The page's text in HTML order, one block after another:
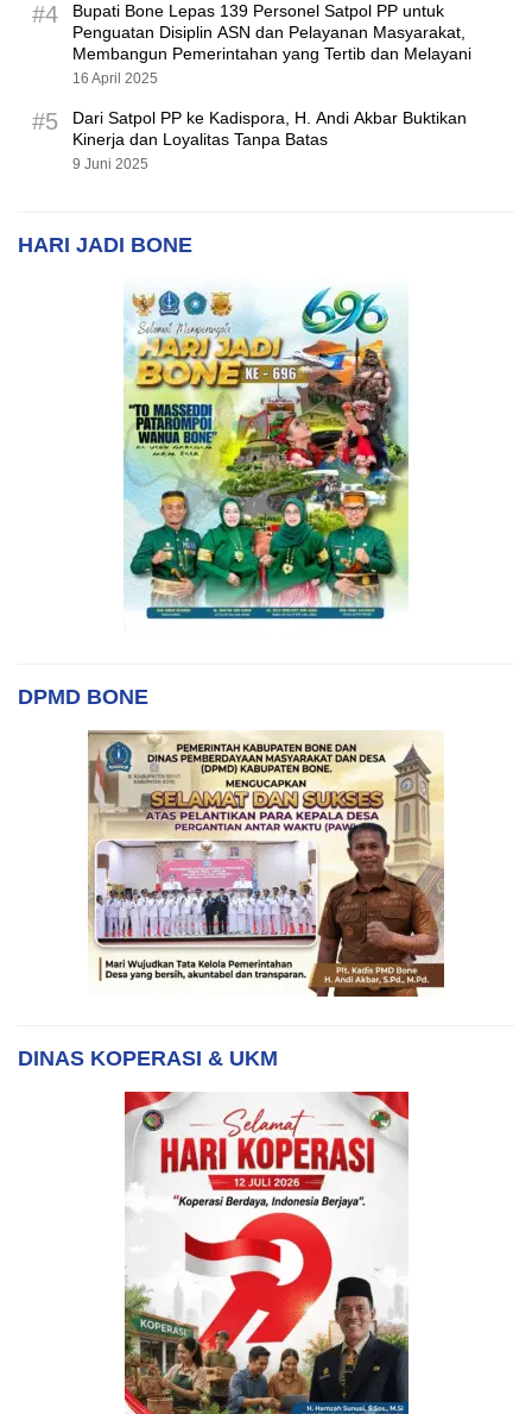
#4
Bupati Bone Lepas 139 Personel Satpol PP untuk
Penguatan Disiplin ASN dan Pelayanan Masyarakat,
Membangun Pemerintahan yang Tertib dan Melayani
16 April 2025
#5
Dari Satpol PP ke Kadispora, H. Andi Akbar Buktikan
Kinerja dan Loyalitas Tanpa Batas
9 Juni 2025
HARI JADI BONE
DPMD BONE
DINAS KOPERASI & UKM